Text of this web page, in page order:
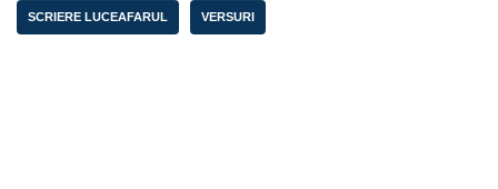
SCRIERE LUCEAFARUL VERSURI